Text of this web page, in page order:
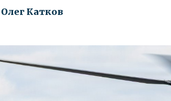
Олег Катков